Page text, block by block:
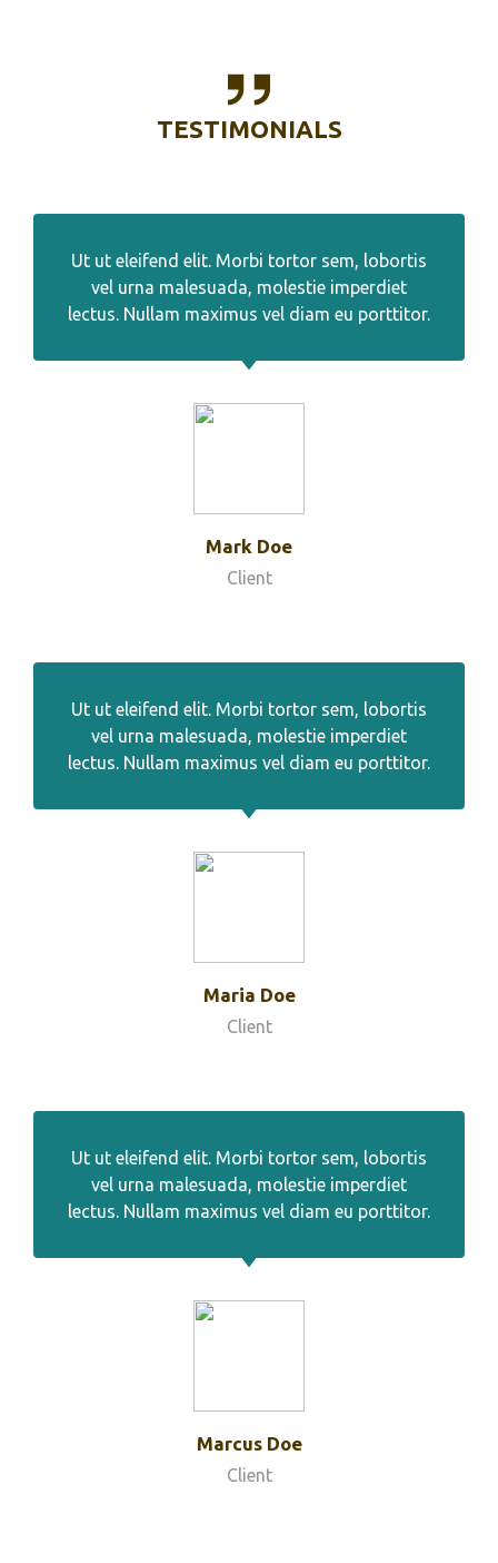
TESTIMONIALS
Ut ut eleifend elit. Morbi tortor sem, lobortis
vel urna malesuada, molestie imperdiet
lectus. Nullam maximus vel diam eu porttitor.
Mark Doe
Client
Ut ut eleifend elit. Morbi tortor sem, lobortis
vel urna malesuada, molestie imperdiet
lectus. Nullam maximus vel diam eu porttitor.
Maria Doe
Client
Ut ut eleifend elit. Morbi tortor sem, lobortis
vel urna malesuada, molestie imperdiet
lectus. Nullam maximus vel diam eu porttitor.
Marcus Doe
Client